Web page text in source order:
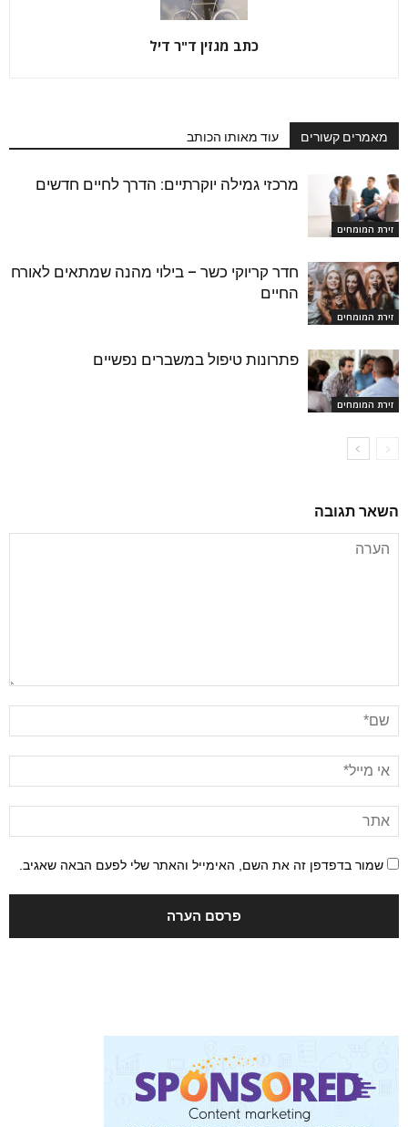
כתב מגזין ד"ר דיל
מאמרים קשורים עוד מאותו הכותב
זירת המומחים
מרכזי גמילה יוקרתיים: הדרך לחיים חדשים
זירת המומחים
חדר קריוקי כשר – בילוי מהנה שמתאים לאורח
החיים
זירת המומחים
פתרונות טיפול במשברים נפשיים
השאר תגובה
שמור בדפדפן זה את השם, האימייל והאתר שלי לפעם הבאה שאגיב.